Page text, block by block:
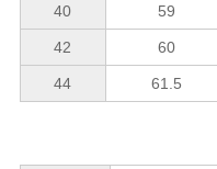
40 59
42 60
44 61.5